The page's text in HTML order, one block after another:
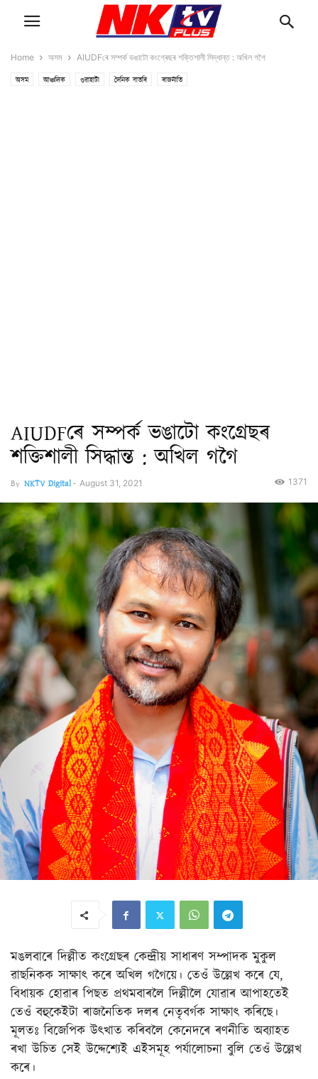
Home অসম AIUDFৰে সম্পৰ্ক ভঙাটো কংগ্ৰেছৰ শক্তিশালী সিদ্ধান্ত : অখিল গগৈ
অসম আঞ্চলিক গুৱাহাটী দৈনিক বাতৰি ৰাজনীতি
AIUDFৰে সম্পৰ্ক ভঙাটো কংগ্ৰেছৰ
শক্তিশালী সিদ্ধান্ত : অখিল গগৈ
By NKTV Digital- August 31, 2021 1371
মঙলবাৰে দিল্লীত কংগ্ৰেছৰ কেন্দ্ৰীয় সাধাৰণ সম্পাদক মুকুল
ৱাছনিকক সাক্ষাৎ কৰে অখিল গগৈয়ে। তেওঁ উল্লেখ কৰে যে,
বিধায়ক হোৱাৰ পিছত প্ৰথমবাৰলৈ দিল্লীলৈ যোৱাৰ আপাহতেই
তেওঁ বহুকেইটা ৰাজনৈতিক দলৰ নেতৃবৰ্গক সাক্ষাৎ কৰিছে।
মূলতঃ বিজেপিক উৎখাত কৰিবলৈ কেনেদৰে ৰণনীতি অব্যাহত
ৰখা উচিত সেই উদ্দেশ্যেই এইসমূহ পৰ্যালোচনা বুলি তেওঁ উল্লেখ
কৰে।